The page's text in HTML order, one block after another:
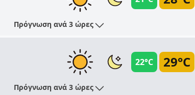
Πρόγνωση ανά 3 ώρες
29°C
22°C
Πρόγνωση ανά 3 ώρες